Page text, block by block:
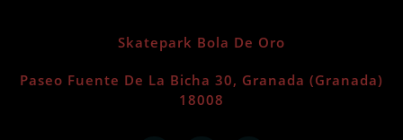
Skatepark Bola De Oro
Paseo Fuente De La Bicha 30, Granada (Granada)
18008